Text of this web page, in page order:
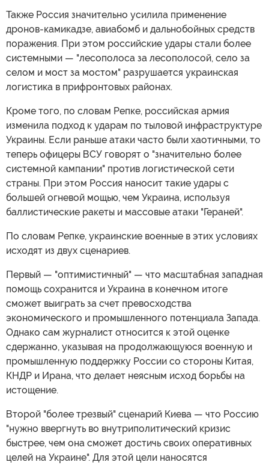
Также Россия значительно усилила применение
дронов-камикадзе, авиабомб и дальнобойных средств
поражения. При этом российские удары стали более
системными — "лесополоса за лесополосой, село за
селом и мост за мостом" разрушается украинская
логистика в прифронтовых районах.
Кроме того, по словам Репке, российская армия
изменила подход к ударам по тыловой инфраструктуре
Украины. Если раньше атаки часто были хаотичными, то
теперь офицеры ВСУ говорят о "значительно более
системной кампании" против логистической сети
страны. При этом Россия наносит такие удары с
большей огневой мощью, чем Украина, используя
баллистические ракеты и массовые атаки "Гераней".
По словам Репке, украинские военные в этих условиях
исходят из двух сценариев.
Первый — "оптимистичный" — что масштабная западная
помощь сохранится и Украина в конечном итоге
сможет выиграть за счет превосходства
экономического и промышленного потенциала Запада.
Однако сам журналист относится к этой оценке
сдержанно, указывая на продолжающуюся военную и
промышленную поддержку России со стороны Китая,
КНДР и Ирана, что делает неясным исход борьбы на
истощение.
Второй "более трезвый" сценарий Киева — что Россию
"нужно ввергнуть во внутриполитический кризис
быстрее, чем она сможет достичь своих оперативных
целей на Украине". Для этой цели наносятся